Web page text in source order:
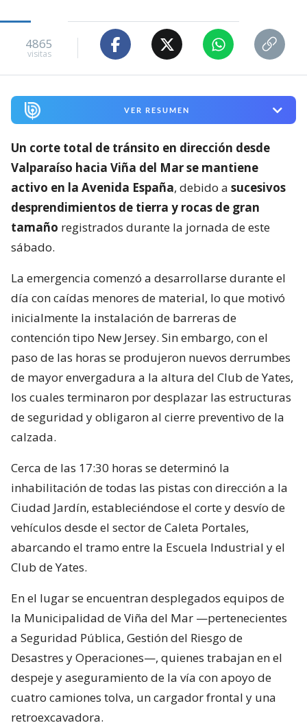
4865
visitas
VER RESUMEN
Un corte total de tránsito en dirección desde
Valparaíso hacia Viña del Mar se mantiene
activo en la Avenida España, debido a sucesivos
desprendimientos de tierra y rocas de gran
tamaño registrados durante la jornada de este
sábado.
La emergencia comenzó a desarrollarse durante el
día con caídas menores de material, lo que motivó
inicialmente la instalación de barreras de
contención tipo New Jersey. Sin embargo, con el
paso de las horas se produjeron nuevos derrumbes
de mayor envergadura a la altura del Club de Yates,
los cuales terminaron por desplazar las estructuras
de seguridad y obligaron al cierre preventivo de la
calzada.
Cerca de las 17:30 horas se determinó la
inhabilitación de todas las pistas con dirección a la
Ciudad Jardín, estableciéndose el corte y desvío de
vehículos desde el sector de Caleta Portales,
abarcando el tramo entre la Escuela Industrial y el
Club de Yates.
En el lugar se encuentran desplegados equipos de
la Municipalidad de Viña del Mar —pertenecientes
a Seguridad Pública, Gestión del Riesgo de
Desastres y Operaciones—, quienes trabajan en el
despeje y aseguramiento de la vía con apoyo de
cuatro camiones tolva, un cargador frontal y una
retroexcavadora.